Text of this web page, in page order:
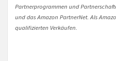
Partnerprogrammen und
und das Amazon PartnerNet. Als
qualifizierten Verkäufen.